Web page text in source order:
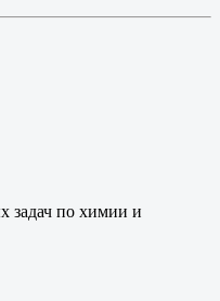
задач по химии и